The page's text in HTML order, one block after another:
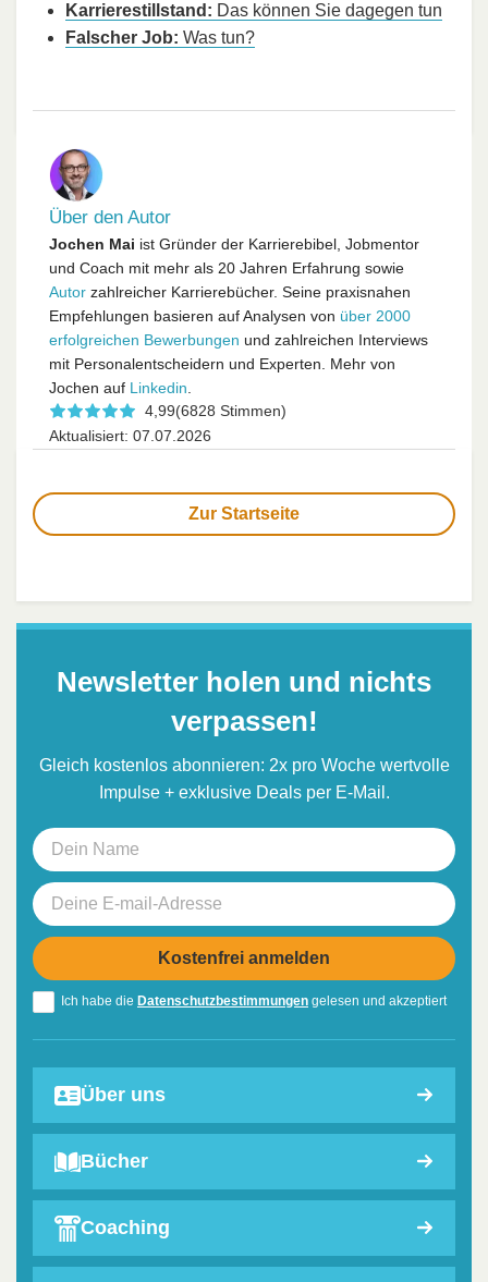
Karrierestillstand: Das können Sie dagegen tun
Falscher Job: Was tun?
Über den Autor
Jochen Mai ist Gründer der Karrierebibel, Jobmentor
und Coach mit mehr als 20 Jahren Erfahrung sowie
Autor zahlreicher Karrierebücher. Seine praxisnahen
Empfehlungen basieren auf Analysen von über 2000
erfolgreichen Bewerbungen und zahlreichen Interviews
mit Personalentscheidern und Experten. Mehr von
Jochen auf Linkedin
4,99(6828 Stimmen)
Aktualisiert: 07.07.2026
Zur Startseite
Newsletter holen und nichts
verpassen!
Gleich kostenlos abonnieren: 2x pro Woche wertvolle
Impulse + exklusive Deals per E-Mail.
Ich habe die Datenschutzbestimmungen gelesen und akzeptiert
Über uns
Bücher
Coaching